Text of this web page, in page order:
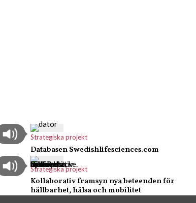
Strategiska projekt
Databasen Swedishlifesciences.com
Strategiska projekt
Kollaborativ framsyn nya beteenden för
hållbarhet, hälsa och mobilitet